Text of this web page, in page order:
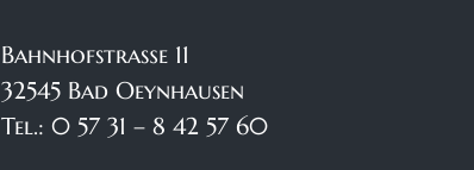
Bahnhofstraße 11
32545 Bad Oeynhausen
Tel.: 0 57 31 – 8 42 57 60